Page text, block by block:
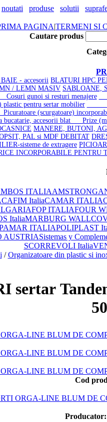
noutati produse solutii
PAGINA|TERMENI SI
Cautare produs
- accesorii BLATURI HPC
/ LEMN MASIV SABLOANE,
Cosuri gunoi si resturi menajere
pentru sertar mobilier
(scurgatoare)
bucatarie, accesorii blat
Prize
MANERE, BUTONI,
PAL si MDF DEBITAT
sisteme de extragere
INCORPORABILE PENTRU
ITALIAAMSTRONG
CAFIM ItaliaCAMAR ITALIA
FOP ITALIAFOUR
ItaliaMARBURG
ITALIAPOLIPLAST
AUSTRIASistemas y
SCORREVOLI Italia
/Organizatoare din plastic si
Cod
ORGA-LINE BLUM DE
Producator: